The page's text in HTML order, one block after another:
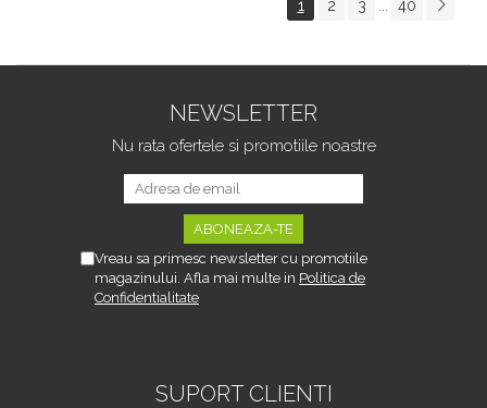
sau Portbagajului,
1 2 3 ... 40
NEWSLETTER
Nu rata ofertele si promotiile noastre
Vreau sa primesc newsletter cu promotiile
magazinului. Afla mai multe in Politica de
Confidentialitate
SUPORT CLIENTI